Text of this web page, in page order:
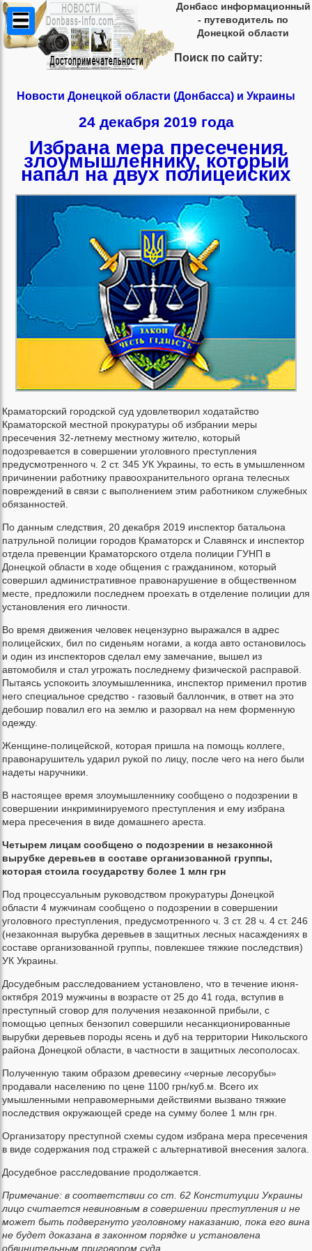
Донбасс информационный
- путеводитель по
Донецкой области
Поиск по сайту:
Новости Донецкой области (Донбасса) и Украины
24 декабря 2019 года
Избрана мера пресечения
злоумышленнику, который
напал на двух полицейских
Краматорский городской суд удовлетворил ходатайство
Краматорской местной прокуратуры об избрании меры
пресечения 32-летнему местному жителю, который
подозревается в совершении уголовного преступления
предусмотренного ч. 2 ст. 345 УК Украины, то есть в умышленном
причинении работнику правоохранительного органа телесных
повреждений в связи с выполнением этим работником служебных
обязанностей.
По данным следствия, 20 декабря 2019 инспектор батальона
патрульной полиции городов Краматорск и Славянск и инспектор
отдела превенции Краматорского отдела полиции ГУНП в
Донецкой области в ходе общения с гражданином, который
совершил административное правонарушение в общественном
месте, предложили последнем проехать в отделение полиции для
установления его личности.
Во время движения человек нецензурно выражался в адрес
полицейских, бил по сиденьям ногами, а когда авто остановилось
и один из инспекторов сделал ему замечание, вышел из
автомобиля и стал угрожать последнему физической расправой.
Пытаясь успокоить злоумышленника, инспектор применил против
него специальное средство - газовый баллончик, в ответ на это
дебошир повалил его на землю и разорвал на нем форменную
одежду.
Женщине-полицейской, которая пришла на помощь коллеге,
правонарушитель ударил рукой по лицу, после чего на него были
надеты наручники.
В настоящее время злоумышленнику сообщено о подозрении в
совершении инкриминируемого преступления и ему избрана
мера пресечения в виде домашнего ареста.
Четырем лицам сообщено о подозрении в незаконной
вырубке деревьев в составе организованной группы,
которая стоила государству более 1 млн грн
Под процессуальным руководством прокуратуры Донецкой
области 4 мужчинам сообщено о подозрении в совершении
уголовного преступления, предусмотренного ч. 3 ст. 28 ч. 4 ст. 246
(незаконная вырубка деревьев в защитных лесных насаждениях в
составе организованной группы, повлекшее тяжкие последствия)
УК Украины.
Досудебным расследованием установлено, что в течение июня-
октября 2019 мужчины в возрасте от 25 до 41 года, вступив в
преступный сговор для получения незаконной прибыли, с
помощью цепных бензопил совершили несанкционированные
вырубки деревьев породы ясень и дуб на территории Никольского
района Донецкой области, в частности в защитных лесополосах.
Полученную таким образом древесину «черные лесорубы»
продавали населению по цене 1100 грн/куб.м. Всего их
умышленными неправомерными действиями вызвано тяжкие
последствия окружающей среде на сумму более 1 млн грн.
Организатору преступной схемы судом избрана мера пресечения
в виде содержания под стражей с альтернативой внесения залога.
Досудебное расследование продолжается.
Примечание: в соответствии со ст. 62 Конституции Украины
лицо считается невиновным в совершении преступления и не
может быть подвергнуто уголовному наказанию, пока его вина
не будет доказана в законном порядке и установлена
обвинительным приговором суда.